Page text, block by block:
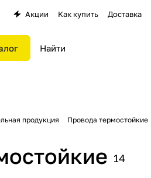
Акции Как купить Доставка
продукция Провода термостойкие
14